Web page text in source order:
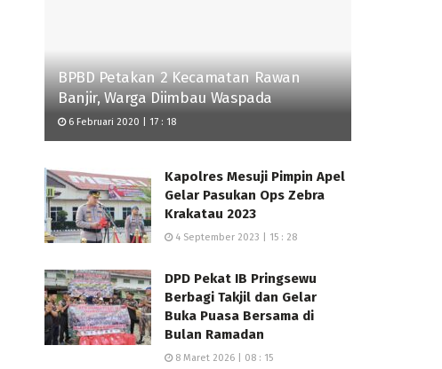
BPBD Petakan 2 Kecamatan Rawan
Banjir, Warga Diimbau Waspada
6 Februari 2020 | 17 : 18
Kapolres Mesuji Pimpin Apel
Gelar Pasukan Ops Zebra
Krakatau 2023
4 September 2023 | 15 : 28
DPD Pekat IB Pringsewu
Berbagi Takjil dan Gelar
Buka Puasa Bersama di
Bulan Ramadan
8 Maret 2026 | 08 : 15